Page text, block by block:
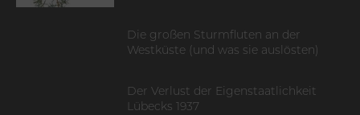
Die großen Sturmfluten an der
Westküste (und was sie auslösten)
Der Verlust der Eigenstaatlichkeit
Lübecks 1937